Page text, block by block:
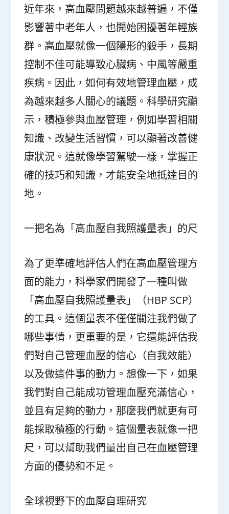
近年來，高血壓問題越來越普遍，不僅
影響著中老年人，也開始困擾著年輕族
群。高血壓就像一個隱形的殺手，長期
控制不佳可能導致心臟病、中風等嚴重
疾病。因此，如何有效地管理血壓，成
為越來越多人關心的議題。科學研究顯
示，積極參與血壓管理，例如學習相關
知識、改變生活習慣，可以顯著改善健
康狀況。這就像學習駕駛一樣，掌握正
確的技巧和知識，才能安全地抵達目的
地。
一把名為「高血壓自我照護量表」的尺
為了更準確地評估人們在高血壓管理方
面的能力，科學家們開發了一種叫做
「高血壓自我照護量表」（HBP SCP）
的工具。這個量表不僅僅關注我們做了
哪些事情，更重要的是，它還能評估我
們對自己管理血壓的信心（自我效能）
以及做這件事的動力。想像一下，如果
我們對自己能成功管理血壓充滿信心，
並且有足夠的動力，那麼我們就更有可
能採取積極的行動。這個量表就像一把
尺，可以幫助我們量出自己在血壓管理
方面的優勢和不足。
全球視野下的血壓自理研究